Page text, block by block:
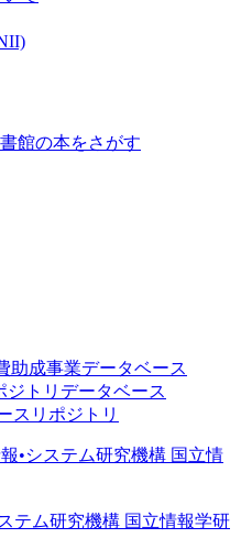
館の本をさがす
助成事業データベース
ジトリデータベース
スリポジトリ
テム研究機構 国立情報学研